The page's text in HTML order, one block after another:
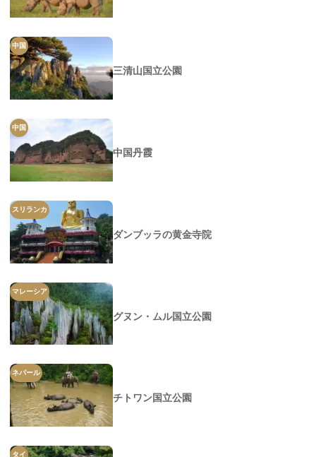
中国
三清山国立公園
中国
中国丹霞
スリランカ
ダンブッラの黄金寺院
マレーシア
グヌン・ムル国立公園
ネパール
チトワン国立公園
タイ